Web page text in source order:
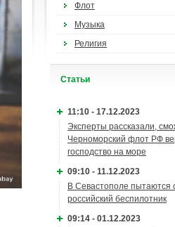
Флот
Музыка
Религия
Cтатьи
11:10 - 17.12.2023
Эксперты рассказали,
Черноморский флот РФ
господство на море
09:10 - 11.12.2023
В Севастополе пытаются
российский беспилотник
09:14 - 01.12.2023